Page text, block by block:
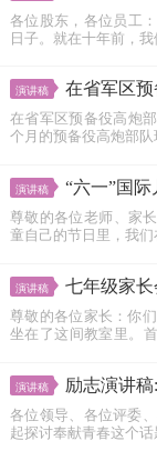
各位股东，各位员工
日子。就在十年前，
演讲稿 在省军区
在省军区预备役高炮
个月的预备役高炮部
演讲稿 “六一”国
尊敬的各位老师、家
童自己的节日里，我
演讲稿 七年级家
尊敬的各位家长：你
坐在了这间教室里。
演讲稿 励志演讲
各位领导、各位评委
起探讨奉献青春这个